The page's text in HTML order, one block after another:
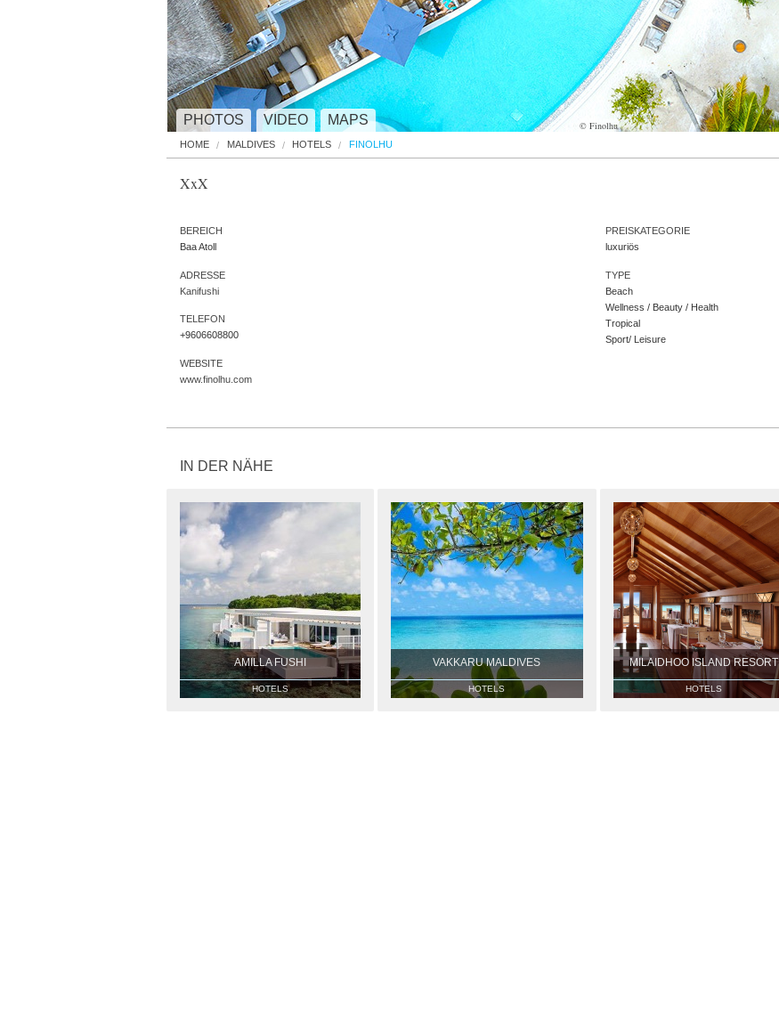
© Finolhu
PHOTOS VIDEO MAPS
HOME MALDIVES HOTELS FINOLHU
XxX
BEREICH
Baa Atoll
ADRESSE
Kanifushi
TELEFON
+9606608800
WEBSITE
www.finolhu.com
PREISKATEGORIE
luxuriös
TYPE
Beach
Wellness / Beauty / Health
Tropical
Sport/ Leisure
IN DER NÄHE
AMILLA FUSHI
HOTELS
VAKKARU MALDIVES
HOTELS
MILAIDHOO ISLAND RESORT
HOTELS